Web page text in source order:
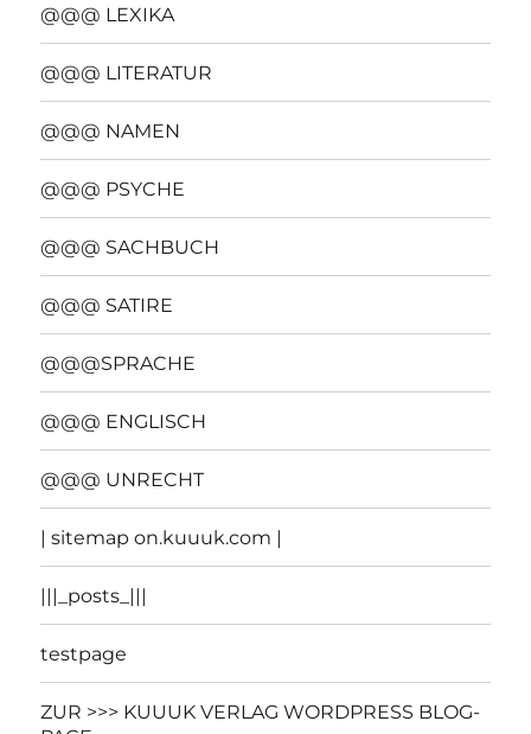
@@@ LEXIKA
@@@ LITERATUR
@@@ NAMEN
@@@ PSYCHE
@@@ SACHBUCH
@@@ SATIRE
@@@SPRACHE
@@@ ENGLISCH
@@@ UNRECHT
| sitemap on.kuuuk.com |
|||_posts_|||
testpage
ZUR >>> KUUUK VERLAG WORDPRESS BLOG-